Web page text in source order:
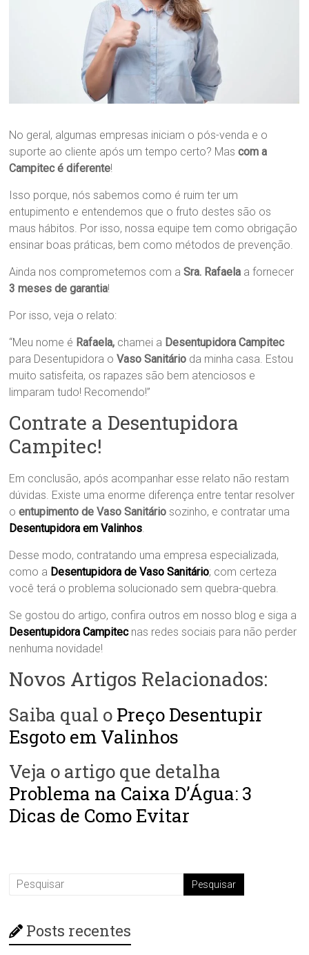
No geral, algumas empresas iniciam o pós-venda e o
suporte ao cliente após um tempo certo? Mascom a
Campitec é diferente!
Isso porque, nós sabemos como é ruim ter um
entupimento e entendemos que o fruto destes são os
maus hábitos. Por isso, nossa equipe tem como obrigação
ensinar boas práticas, bem como métodos de prevenção.
Ainda nos comprometemos com aSra. Rafaela a fornecer
3 meses de garantia!
Por isso, veja o relato:
“Meu nome é Rafaela, chamei a Desentupidora Campitec
para Desentupidora o Vaso Sanitário da minha casa. Estou
muito satisfeita, os rapazes são bem atenciosos e
limparam tudo! Recomendo!”
Contrate a Desentupidora
Campitec!
Em conclusão, após acompanhar esse relato não restam
dúvidas. Existe uma enorme diferença entre tentar resolver
oentupimento de Vaso Sanitário sozinho, e contratar uma
Desentupidora em Valinhos
Desse modo, contratando uma empresa especializada,
como a Desentupidora de Vaso Sanitário; com certeza
você terá o problema solucionado sem quebra-quebra.
Se gostou do artigo, confira outros em nosso blog e siga a
Desentupidora Campitecnas redes sociais para não perder
nenhuma novidade!
Novos Artigos Relacionados:
Saiba qual o Preço Desentupir
Esgoto em Valinhos
Veja o artigo que detalha
Problema na Caixa D’Água: 3
Dicas de Como Evitar
Posts recentes